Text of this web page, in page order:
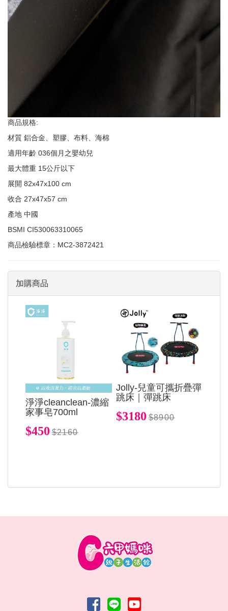
商品規格:
材質 鋁合金、塑膠、布料、海棉
適用年齡 036個月之嬰幼兒
最大體重 15公斤以下
展開 82x47x100 cm
收合 27x47x57 cm
產地 中國
BSMI CI530063310065
商品檢驗標章：MC2-3872421
加購商品
淨淨cleanclean-濃縮
家事皂700ml
$450 $2160
Jolly-兒童可攜折疊彈
跳床｜彈跳床
$3180 $8900